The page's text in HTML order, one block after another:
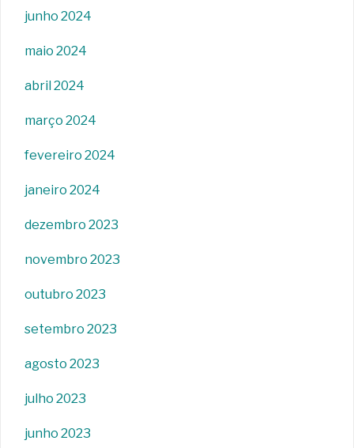
junho 2024
maio 2024
abril 2024
março 2024
fevereiro 2024
janeiro 2024
dezembro 2023
novembro 2023
outubro 2023
setembro 2023
agosto 2023
julho 2023
junho 2023